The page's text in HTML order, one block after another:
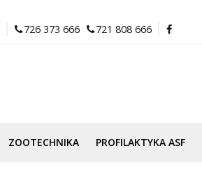
726 373 666 721 808 666
ZOOTECHNIKA PROFILAKTYKA ASF